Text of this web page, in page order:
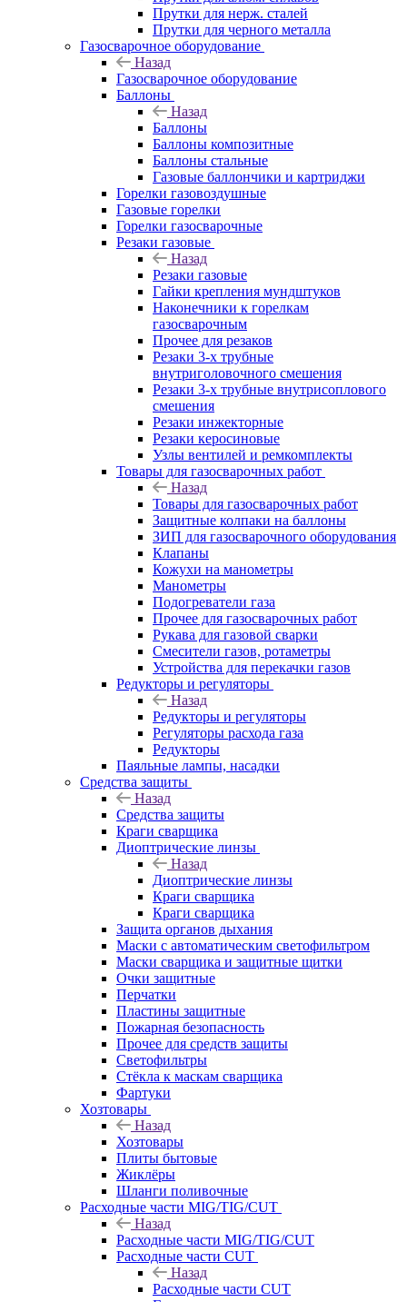
Прутки для нерж. сталей
Прутки для черного металла
Газосварочное оборудование
Назад
Газосварочное оборудование
Баллоны
Назад
Баллоны
Баллоны композитные
Баллоны стальные
Газовые баллончики и картриджи
Горелки газовоздушные
Газовые горелки
Горелки газосварочные
Резаки газовые
Назад
Резаки газовые
Гайки крепления мундштуков
Наконечники к горелкам
газосварочным
Прочее для резаков
Резаки 3-х трубные
внутриголовочного смешения
Резаки 3-х трубные внутрисоплового
смешения
Резаки инжекторные
Резаки керосиновые
Узлы вентилей и ремкомплекты
Товары для газосварочных работ
Назад
Товары для газосварочных работ
Защитные колпаки на баллоны
ЗИП для газосварочного оборудования
Клапаны
Кожухи на манометры
Манометры
Подогреватели газа
Прочее для газосварочных работ
Рукава для газовой сварки
Смесители газов, ротаметры
Устройства для перекачки газов
Редукторы и регуляторы
Назад
Редукторы и регуляторы
Регуляторы расхода газа
Редукторы
Паяльные лампы, насадки
Средства защиты
Назад
Средства защиты
Краги сварщика
Диоптрические линзы
Назад
Диоптрические линзы
Краги сварщика
Краги сварщика
Защита органов дыхания
Маски с автоматическим светофильтром
Маски сварщика и защитные щитки
Очки защитные
Перчатки
Пластины защитные
Пожарная безопасность
Прочее для средств защиты
Светофильтры
Стёкла к маскам сварщика
Фартуки
Хозтовары
Назад
Хозтовары
Плиты бытовые
Жиклёры
Шланги поливочные
Расходные части MIG/TIG/CUT
Назад
Расходные части MIG/TIG/CUT
Расходные части CUT
Назад
Расходные части CUT